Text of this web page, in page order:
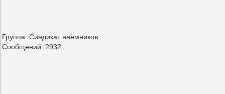
Группа: Синдикат наёмников
Сообщений: 2932